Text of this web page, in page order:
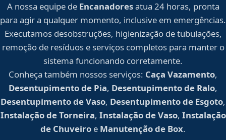
A nossa equipe de Encanadoresatua 24 horas, pronta
para agir a qualquer momento, inclusive em emergências.
Executamos desobstruções, higienização de tubulações,
remoção de resíduos e serviços completos para manter o
sistema funcionando corretamente.
Conheça também nossos serviços: Caça Vazamento,
Desentupimento de Pia, Desentupimento de Ralo,
Desentupimento de Vaso, Desentupimento de Esgoto,
Instalação de Torneira, Instalação de Vaso, Instalação
de Chuveiro e Manutenção de Box.